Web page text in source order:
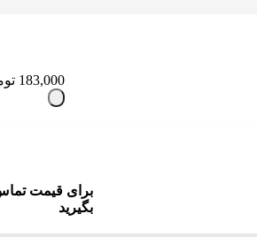
183,000
برای قیمت
بگیرید